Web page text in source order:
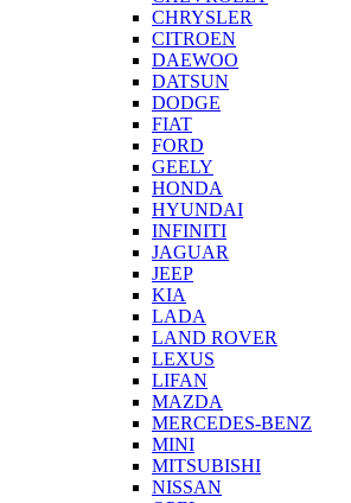
CHRYSLER
CITROEN
DAEWOO
DATSUN
DODGE
FIAT
FORD
GEELY
HONDA
HYUNDAI
INFINITI
JAGUAR
JEEP
KIA
LADA
LAND ROVER
LEXUS
LIFAN
MAZDA
MERCEDES-BENZ
MINI
MITSUBISHI
NISSAN